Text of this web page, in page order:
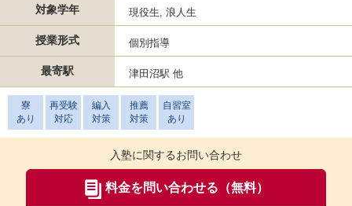
対象学年 現役生, 浪人生
授業形式 個別指導
最寄駅 津田沼駅 他
寮
あり
再受験
対応
編入
対策
推薦
対策
自習室
あり
入塾に関するお問い合わせ
料金を問い合わせる（無料）